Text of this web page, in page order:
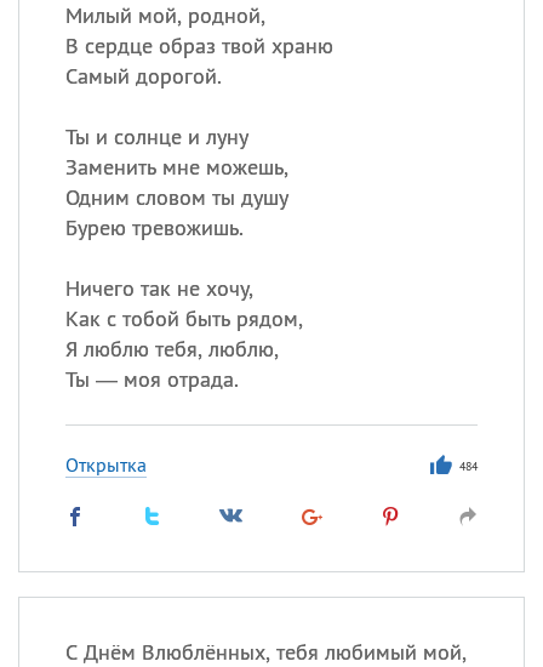
Милый мой, родной,
В сердце образ твой храню
Самый дорогой.
Ты и солнце и луну
Заменить мне можешь,
Одним словом ты душу
Бурею тревожишь.
Ничего так не хочу,
Как с тобой быть рядом,
Я люблю тебя, люблю,
Ты — моя отрада.
Открытка 484
С Днём Влюблённых, тебя любимый мой,